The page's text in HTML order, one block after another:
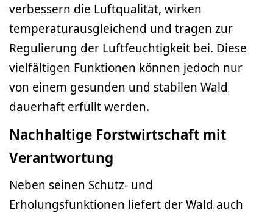
verbessern die Luftqualität, wirken
temperaturausgleichend und tragen zur
Regulierung der Luftfeuchtigkeit bei. Diese
vielfältigen Funktionen können jedoch nur
von einem gesunden und stabilen Wald
dauerhaft erfüllt werden.
Nachhaltige Forstwirtschaft mit
Verantwortung
Neben seinen Schutz- und
Erholungsfunktionen liefert der Wald auch